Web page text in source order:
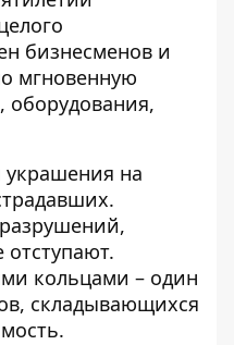
бизнесменов и
мгновенную
оборудования,
на
кольцами – один
складывающихся